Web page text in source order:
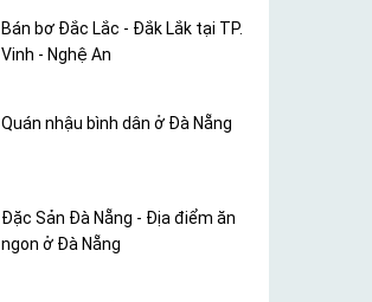
Bán bơ Đắc Lắc - Đắk Lắk tại TP.
Vinh - Nghệ An
Quán nhậu bình dân ở Đà Nẵng
Đặc Sản Đà Nẵng - Địa điểm ăn
ngon ở Đà Nẵng